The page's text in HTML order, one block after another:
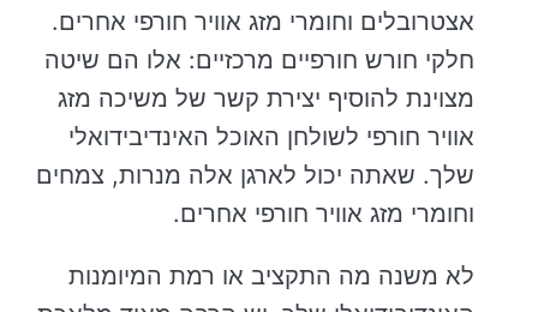
אצטרובלים וחומרי מזג אוויר חורפי אחרים.
חלקי חורש חורפיים מרכזיים: אלו הם שיטה
מצוינת להוסיף יצירת קשר של משיכה מזג
אוויר חורפי לשולחן האוכל האינדיבידואלי
שלך. שאתה יכול לארגן אלה מנרות, צמחים
וחומרי מזג אוויר חורפי אחרים.
לא משנה מה התקציב או רמת המיומנות